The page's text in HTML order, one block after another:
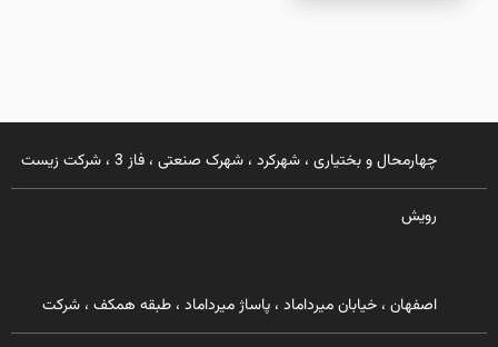
چهارمحال و بختیاری ، شهرکرد ، شهرک صنعتی ، فاز 3 ، شرکت زیست
رویش
اصفهان ، خیابان میرداماد ، پاساژ میرداماد ، طبقه همکف ، شرکت